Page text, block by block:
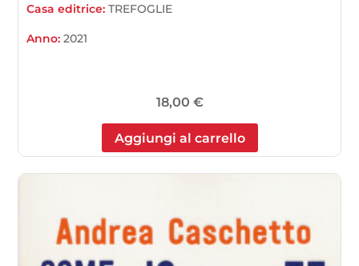
Casa editrice:TREFOGLIE
Anno:2021
18,00 €
Aggiungi al carrello